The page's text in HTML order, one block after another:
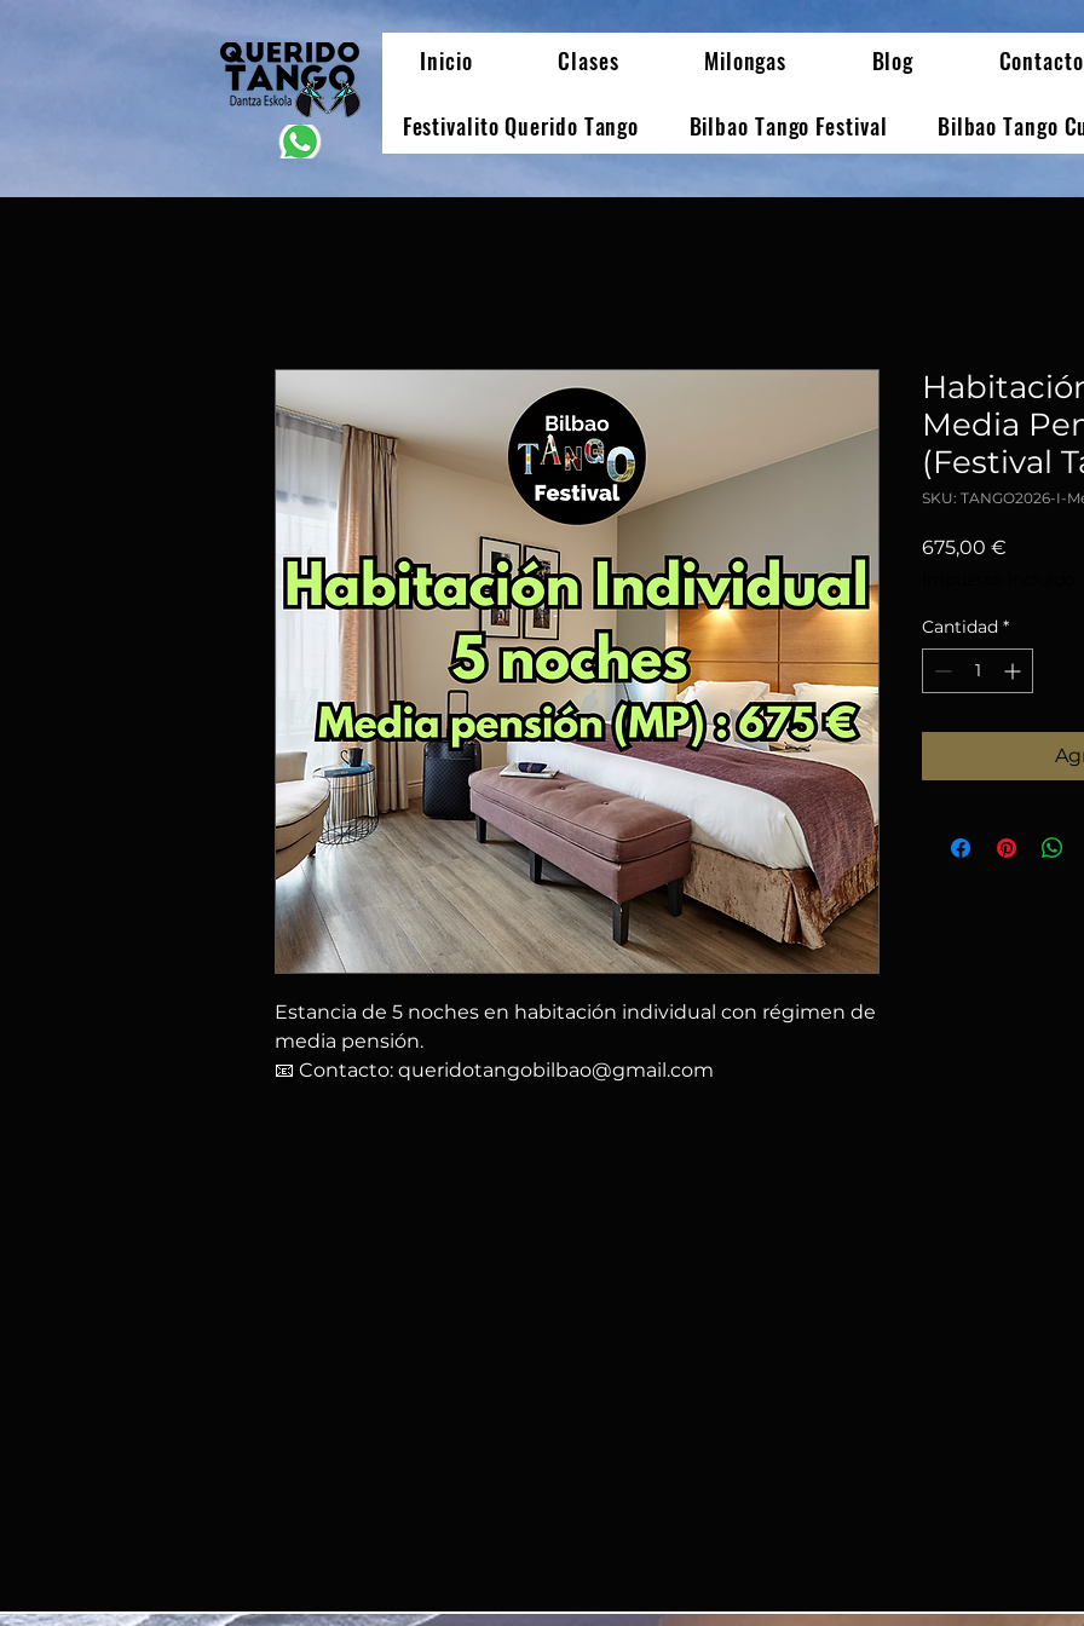
Inicio Clases Milongas Blog Contacto
Festivalito Querido Tango Bilbao Tango Festival Bilbao Tango
Estancia de 5 noches en habitación individual con régimen de
media pensión.
📧 Contacto: queridotangobilbao@gmail.com
Media
(Festival
SKU: TANGO2026-I-
675,00 €
Cantidad *